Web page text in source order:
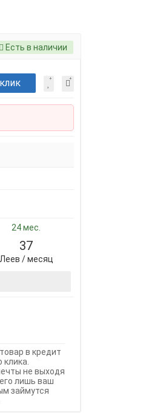
Есть в наличии
24 мес.
37
Леев / месяц
в кредит
не выходя
лишь ваш
займутся